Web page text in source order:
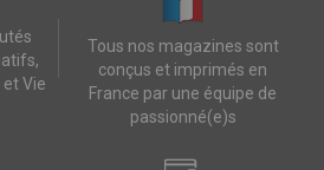
Vie
Tous nos magazines sont
conçus et imprimés en
France par une équipe de
passionné(e)s